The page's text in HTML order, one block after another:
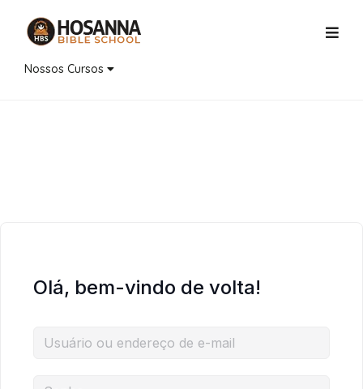
Nossos Cursos
Olá, bem-vindo de volta!